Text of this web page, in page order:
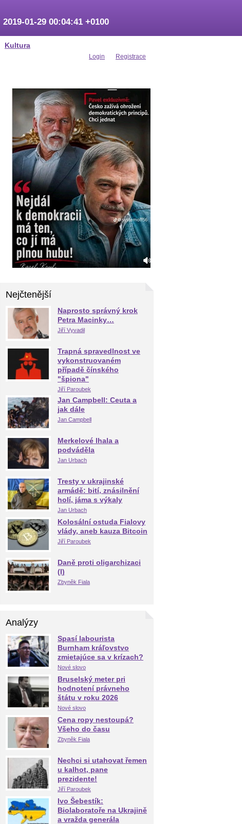
Kultura
2019-01-29 00:04:41 +0100
Login Registrace
Nejčtenější
Naprosto správný krok
Petra Macinky…
Jiří Vyvadil
Trapná spravedlnost ve
vykonstruovaném
případě čínského
"špiona"
Jiří Paroubek
Jan Campbell: Ceuta a
jak dále
Jan Campbell
Merkelové lhala a
podváděla
Jan Urbach
Tresty v ukrajinské
armádě: bití, znásilnění
holí, jáma s výkaly
Jan Urbach
Kolosální ostuda Fialovy
vlády, aneb kauza Bitcoin
Jiří Paroubek
Daně proti oligarchizaci
(I)
Zbyněk Fiala
Analýzy
Spasí labourista
Burnham kráľovstvo
zmietajúce sa v krízach?
Nové slovo
Bruselský meter pri
hodnotení právneho
štátu v roku 2026
Nové slovo
Cena ropy nestoupá?
Všeho do času
Zbyněk Fiala
Nechci si utahovat řemen
u kalhot, pane
prezidente!
Jiří Paroubek
Ivo Šebestík:
Biolaboratoře na Ukrajině
a vražda generála